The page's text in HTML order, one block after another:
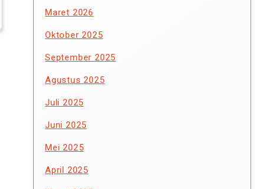
Maret 2026
Oktober 2025
September 2025
Agustus 2025
Juli 2025
Juni 2025
Mei 2025
April 2025